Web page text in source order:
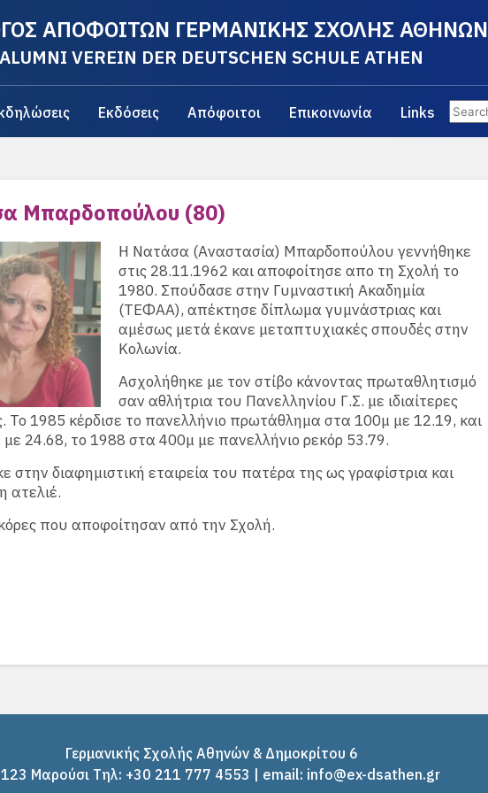
ΑΠΟΦΟΙΤΩΝ ΓΕΡΜΑΝΙΚΗΣ ΣΧΟΛΗΣ ΑΘΗΝΩΝ
ALUMNI VEREIN DER DEUTSCHEN SCHULE ATHEN
Εκδόσεις Απόφοιτοι Επικοινωνία Links
Μπαρδοπούλου (80)
Η Νατάσα (Αναστασία) Μπαρδοπούλου γεννήθηκε
στις 28.11.1962 και αποφοίτησε απο τη Σχολή το
1980. Σπούδασε στην Γυμναστική Ακαδημία
(ΤΕΦΑΑ), απέκτησε δίπλωμα γυμνάστριας και
αμέσως μετά έκανε μεταπτυχιακές σπουδές στην
Κολωνία.
Ασχολήθηκε με τον στίβο κάνοντας πρωταθλητισμό
σαν αθλήτρια του Πανελληνίου Γ.Σ. με ιδιαίτερες
Το 1985 κέρδισε το πανελλήνιο πρωτάθλημα στα 100μ με 12.19, και
24.68, το 1988 στα 400μ με πανελλήνιο ρεκόρ 53.79.
στην διαφημιστική εταιρεία του πατέρα της ως γραφίστρια και
ατελιέ.
που αποφοίτησαν από την Σχολή.
Γερμανικής Σχολής Αθηνών & Δημοκρίτου 6
Μαρούσι Tηλ: +30 211 777 4553 | email: info@ex-dsathen.gr